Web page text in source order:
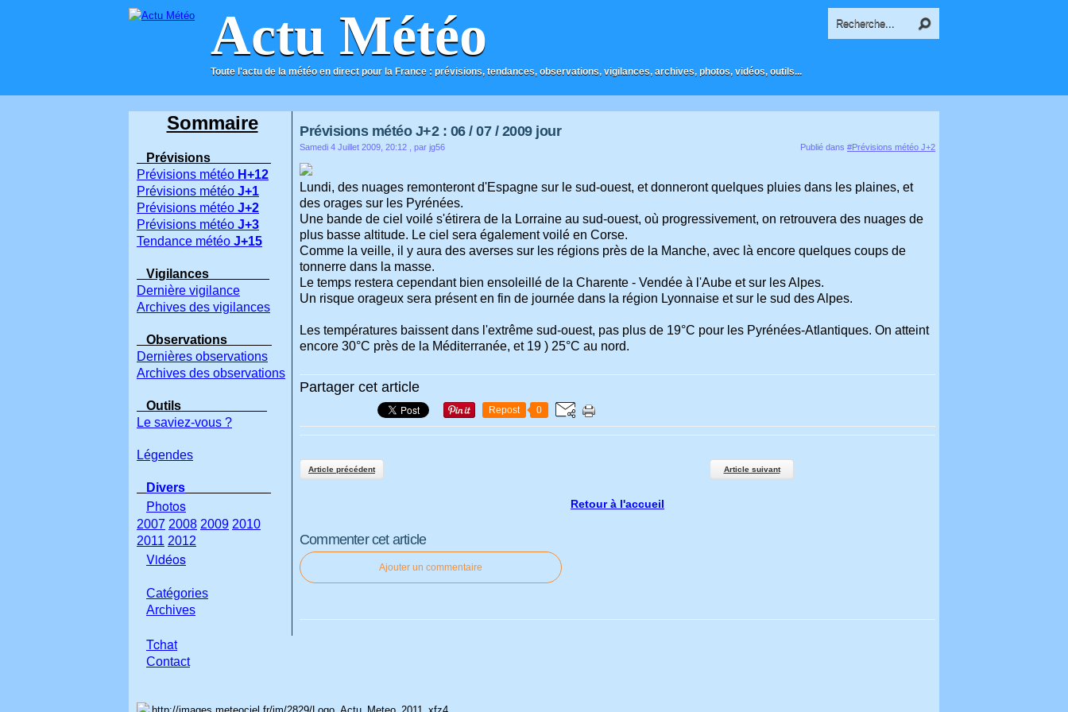
Actu Météo
Toute l'actu de la météo en direct pour la France : prévisions, tendances, observations, vigilances, archives, photos, vidéos, outils...
ACCUEIL CONTACT
Prévisions météo J+2 : 06 / 07 / 2009 jour
Samedi 4 Juillet 2009, 20:12 , par jg56 Publié dans #Prévisions météo J+2
Lundi, des nuages remonteront d'Espagne sur le sud-ouest, et donneront quelques pluies dans les plaines, et
des orages sur les Pyrénées.
Une bande de ciel voilé s'étirera de la Lorraine au sud-ouest, où progressivement, on retrouvera des nuages de
plus basse altitude. Le ciel sera également voilé en Corse.
Comme la veille, il y aura des averses sur les régions près de la Manche, avec là encore quelques coups de
tonnerre dans la masse.
Le temps restera cependant bien ensoleillé de la Charente - Vendée à l'Aube et sur les Alpes.
Un risque orageux sera présent en fin de journée dans la région Lyonnaise et sur le sud des Alpes.
Les températures baissent dans l'extrême sud-ouest, pas plus de 19°C pour les Pyrénées-Atlantiques. On atteint
encore 30°C près de la Méditerranée, et 19 ) 25°C au nord.
Partager cet article
Repost 0
Article précédent Article suivant
Retour à l'accueil
Commenter cet article
Ajouter un commentaire
Sommaire
Prévisions
Prévisions météo H+12
Prévisions météo J+1
Prévisions météo J+2
Prévisions météo J+3
Tendance météo J+15
Vigilances
Dernière vigilance
Archives des vigilances
Observations
Dernières observations
Archives des observations
Outils
Le saviez-vous ?
Légendes
Divers
Photos
2007 2008 2009 2010
2011 2012
Vidéos
Catégories
Archives
Tchat
Contact